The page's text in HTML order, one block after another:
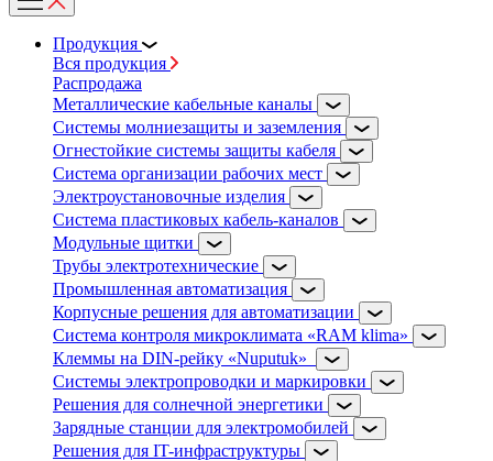
Продукция
Вся продукция
Распродажа
Металлические кабельные каналы
Системы молниезащиты и заземления
Огнестойкие системы защиты кабеля
Система организации рабочих мест
Электроустановочные изделия
Система пластиковых кабель-каналов
Модульные щитки
Трубы электротехнические
Промышленная автоматизация
Корпусные решения для автоматизации
Система контроля микроклимата «RAM klima»
Клеммы на DIN-рейку «Nuputuk»
Системы электропроводки и маркировки
Решения для солнечной энергетики
Зарядные станции для электромобилей
Решения для IT-инфраструктуры